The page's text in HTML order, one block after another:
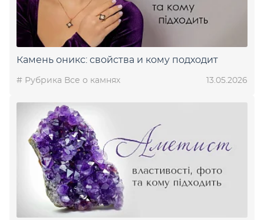
Камень оникс: свойства и кому подходит
# Рубрика Все о камнях 13.05.2026